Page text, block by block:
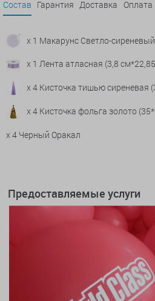
Состав Гарантия Доставка Оплата
x 1 Макарунс Светло-
x 1 Лента атласная (3,8
x 4 Кисточка тишью сиреневая
x 4 Кисточка фольга золото
x 4 Черный Оракал
Предоставляемые услуги